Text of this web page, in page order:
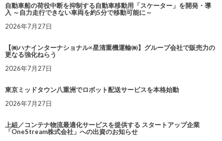
自動車船の荷役中断を抑制する自動車移動用「スケーター」を開発・導
入 ～自力走行できない車両を約5分で移動可能に～
2026年7月27日
【㈱ハナインターナショナル×星清重機運輸㈱】グループ会社で販売力の
更なる強化ねらう
2026年7月27日
東京ミッドタウン八重洲でロボット配送サービスを本格始動
2026年7月27日
上組／コンテナ物流最適化サービスを提供する スタートアップ企業
「OneStream株式会社」への出資のお知らせ